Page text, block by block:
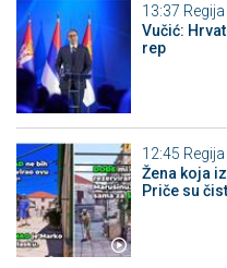
13:37 Regija
Vučić:
rep
12:45 Regija
Žena koja
Priče su